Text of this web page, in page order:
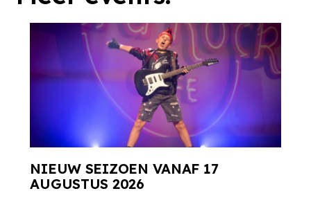
NIEUW SEIZOEN VANAF 17
AUGUSTUS 2026